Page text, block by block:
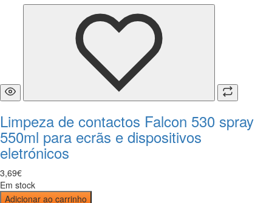
Limpeza de contactos Falcon 530 spray
550ml para ecrãs e dispositivos
eletrónicos
3,69€
Em stock
Adicionar ao carrinho